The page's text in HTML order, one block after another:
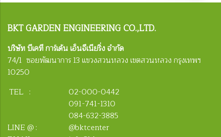
BKTGARDEN ENGINEERING CO.,LTD.
บริษัท บีเคที การ์เด้น เอ็นจีเนียริ่ง จำกัด
74/1 ซอยพัฒนาการ 13 แขวงสวนหลวง เขตสวนหลวง กรุงเทพฯ
10250
TEL :
02-000-0442
091-741-1310
084-632-3885
LINE @ :
@bktcenter